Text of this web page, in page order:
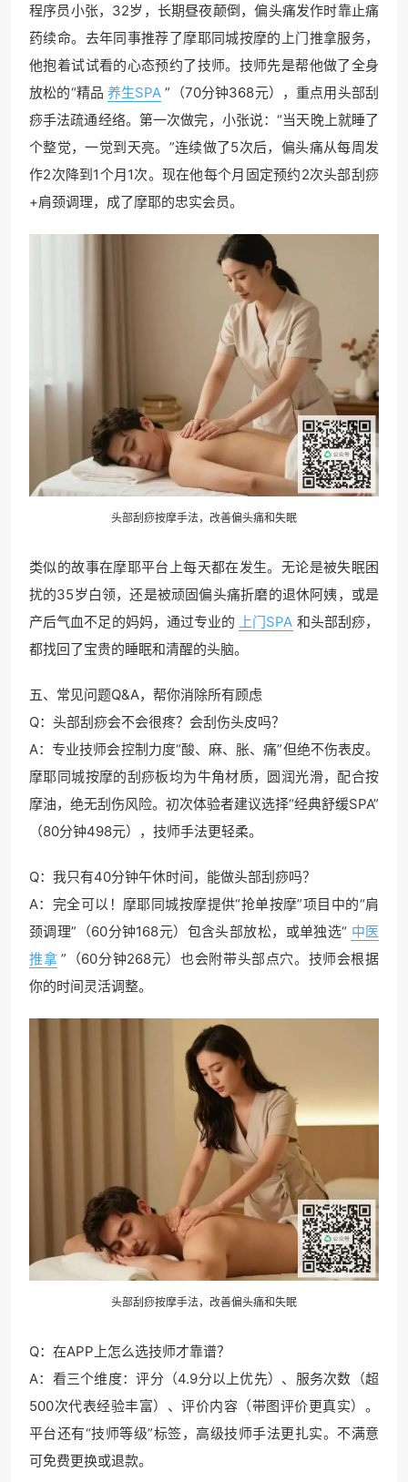
程序员小张，32岁，长期昼夜颠倒，偏头痛发作时靠止痛
药续命。去年同事推荐了摩耶同城按摩的上门推拿服务，
他抱着试试看的心态预约了技师。技师先是帮他做了全身
放松的“精品 养生SPA ”（70分钟368元），重点用头部刮
痧手法疏通经络。第一次做完，小张说：“当天晚上就睡了
个整觉，一觉到天亮。”连续做了5次后，偏头痛从每周发
作2次降到1个月1次。现在他每个月固定预约2次头部刮痧
+肩颈调理，成了摩耶的忠实会员。
头部刮痧按摩手法，改善偏头痛和失眠
类似的故事在摩耶平台上每天都在发生。无论是被失眠困
扰的35岁白领，还是被顽固偏头痛折磨的退休阿姨，或是
产后气血不足的妈妈，通过专业的 上门SPA 和头部刮痧，
都找回了宝贵的睡眠和清醒的头脑。
五、常见问题Q&A，帮你消除所有顾虑
Q：头部刮痧会不会很疼？会刮伤头皮吗？
A：专业技师会控制力度“酸、麻、胀、痛”但绝不伤表皮。
摩耶同城按摩的刮痧板均为牛角材质，圆润光滑，配合按
摩油，绝无刮伤风险。初次体验者建议选择“经典舒缓SPA”
（80分钟498元），技师手法更轻柔。
Q：我只有40分钟午休时间，能做头部刮痧吗？
A：完全可以！摩耶同城按摩提供“抢单按摩”项目中的“肩
颈调理”（60分钟168元）包含头部放松，或单独选“ 中医
推拿 ”（60分钟268元）也会附带头部点穴。技师会根据
你的时间灵活调整。
头部刮痧按摩手法，改善偏头痛和失眠
Q：在APP上怎么选技师才靠谱？
A：看三个维度：评分（4.9分以上优先）、服务次数（超
500次代表经验丰富）、评价内容（带图评价更真实）。
平台还有“技师等级”标签，高级技师手法更扎实。不满意
可免费更换或退款。